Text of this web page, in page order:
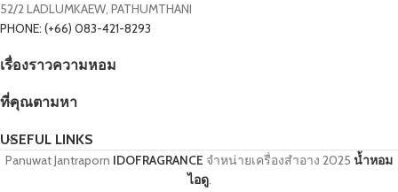
52/2 LADLUMKAEW, PATHUMTHANI
PHONE: (+66) 083-421-8293
เรื่องราวความหอม
ที่คุณตามหา
USEFUL LINKS
Panuwat Jantraporn IDOFRAGRANCE จำหน่ายเครื่องสำอาง 2025 น้ำหอม
ไอดู.